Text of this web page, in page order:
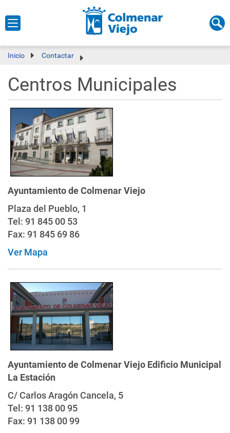
Inicio Contactar
Centros Municipales
Ayuntamiento de Colmenar Viejo
Plaza del Pueblo, 1
Tel: 91 845 00 53
Fax: 91 845 69 86
Ver Mapa
Ayuntamiento de Colmenar Viejo Edificio Municipal
La Estación
C/ Carlos Aragón Cancela, 5
Tel: 91 138 00 95
Fax: 91 138 00 99